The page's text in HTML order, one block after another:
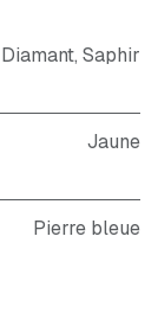
Diamant, Saphir
Jaune
Pierre bleue